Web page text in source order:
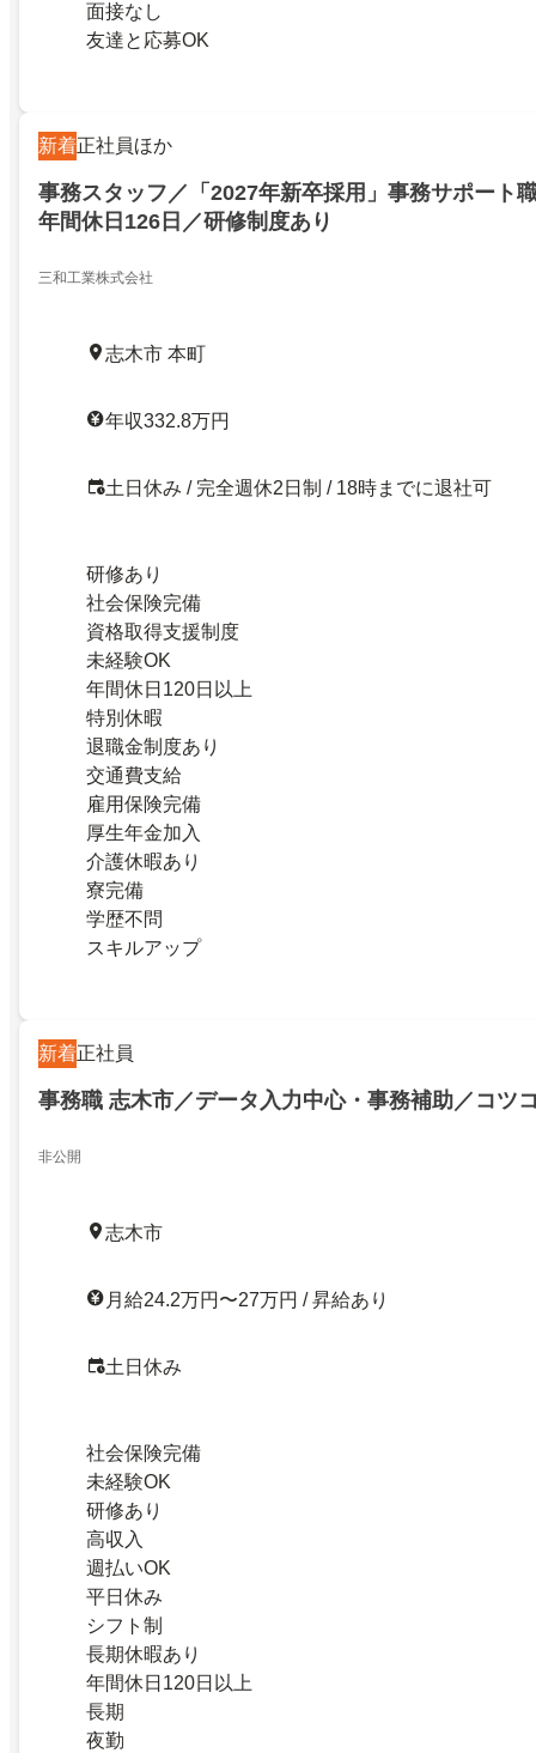
面接なし
友達と応募OK
新着正社員ほか
事務スタッフ／「2027年新卒採用」事務サポート
年間休日126日／研修制度あり
三和工業株式会社
志木市 本町
年収332.8万円
土日休み / 完全週休2日制 / 18時までに退社可
研修あり
社会保険完備
資格取得支援制度
未経験OK
年間休日120日以上
特別休暇
退職金制度あり
交通費支給
雇用保険完備
厚生年金加入
介護休暇あり
寮完備
学歴不問
スキルアップ
新着正社員
事務職 志木市／データ入力中心・事務補助／コツ
非公開
志木市
月給24.2万円〜27万円 / 昇給あり
土日休み
社会保険完備
未経験OK
研修あり
高収入
週払いOK
平日休み
シフト制
長期休暇あり
年間休日120日以上
長期
夜勤